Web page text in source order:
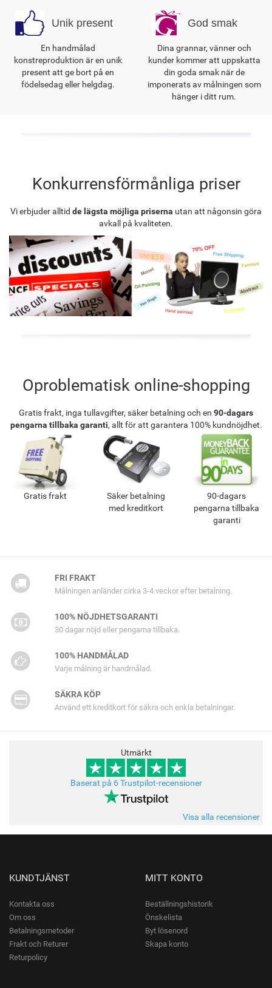
Unik present
En handmålad
konstreproduktion är en unik
present att ge bort på en
födelsedag eller helgdag.
God smak
Dina grannar, vänner och
kunder kommer att uppskatta
din goda smak när de
imponerats av målningen som
hänger i ditt rum.
Konkurrensförmånliga priser
Vi erbjuder alltid de lägsta möjliga priserna utan att någonsin göra
avkall på kvaliteten.
Oproblematisk online-shopping
Gratis frakt, inga tullavgifter, säker betalning och en 90-dagars
pengarna tillbaka garanti, allt för att garantera 100% kundnöjdhet.
Gratis frakt
Säker betalning
med kreditkort
90-dagars
pengarna tillbaka
garanti
FRI FRAKT
Målningen anländer cirka 3-4 veckor efter betalning.
100% NÖJDHETSGARANTI
30 dagar nöjd eller pengarna tillbaka.
100% HANDMÅLAD
Varje målning är handmålad.
SÄKRA KÖP
Använd ett kreditkort för säkra och enkla betalningar.
Utmärkt
Baserat på 6 Trustpilot-recensioner
Visa alla recensioner
KUNDTJÄNST
Kontakta oss
Om oss
Betalningsmetoder
Frakt och Returer
Returpolicy
MITT KONTO
Beställningshistorik
Önskelista
Byt lösenord
Skapa konto